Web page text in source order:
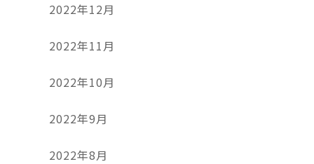
2022年12月
2022年11月
2022年10月
2022年9月
2022年8月